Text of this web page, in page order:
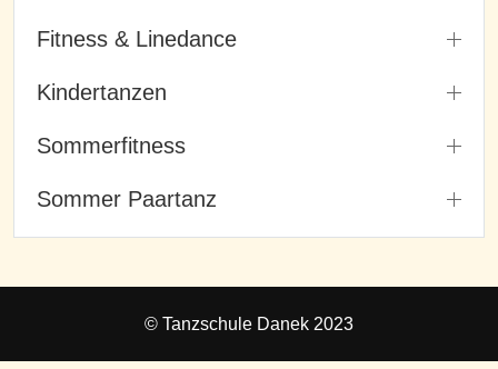
Fitness & Linedance
Kindertanzen
Sommerfitness
Sommer Paartanz
© Tanzschule Danek 2023